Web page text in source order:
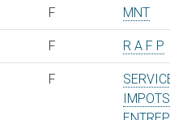
F MNT
F R A F P
F
IMPOTS